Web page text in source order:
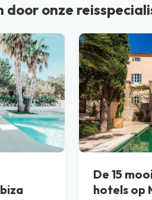
door onze
De 15
hotels op